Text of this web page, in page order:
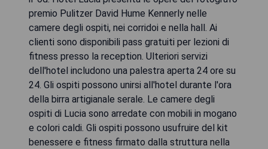
premio Pulitzer David Hume Kennerly nelle
camere degli ospiti, nei corridoi e nella hall. Ai
clienti sono disponibili pass gratuiti per lezioni di
fitness presso la reception. Ulteriori servizi
dell'hotel includono una palestra aperta 24 ore su
24. Gli ospiti possono unirsi all'hotel durante l'ora
della birra artigianale serale. Le camere degli
ospiti di Lucia sono arredate con mobili in mogano
e colori caldi. Gli ospiti possono usufruire del kit
benessere e fitness firmato dalla struttura nella